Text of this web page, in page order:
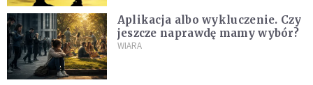
Aplikacja albo wykluczenie. Czy
jeszcze naprawdę mamy wybór?
WIARA